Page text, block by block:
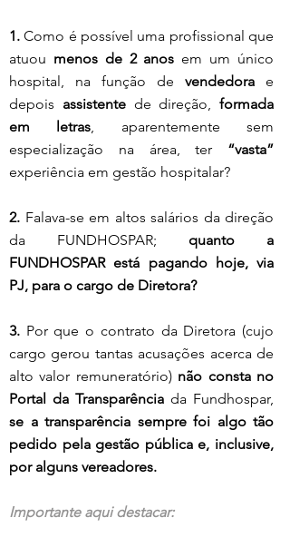
1. Como é possível uma profissional que
atuou menos de 2 anos em um único
hospital, na função de vendedora e
depois assistente de direção, formada
em letras , aparentemente sem
especialização na área, ter “vasta”
experiência em gestão hospitalar?
2. Falava-se em altos salários da direção
da FUNDHOSPAR; quanto a
FUNDHOSPAR está pagando hoje, via
PJ, para o cargo de Diretora?
3. Por que o contrato da Diretora (cujo
cargo gerou tantas acusações acerca de
alto valor remuneratório) não consta no
Portal da Transparência
se a transparência sempre foi algo tão
pedido pela gestão pública e, inclusive,
por alguns vereadores.
Importante aqui destacar: